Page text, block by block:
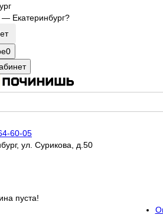
— Екатеринбург?
0
60-05
ул. Сурикова, д.50
пуста!